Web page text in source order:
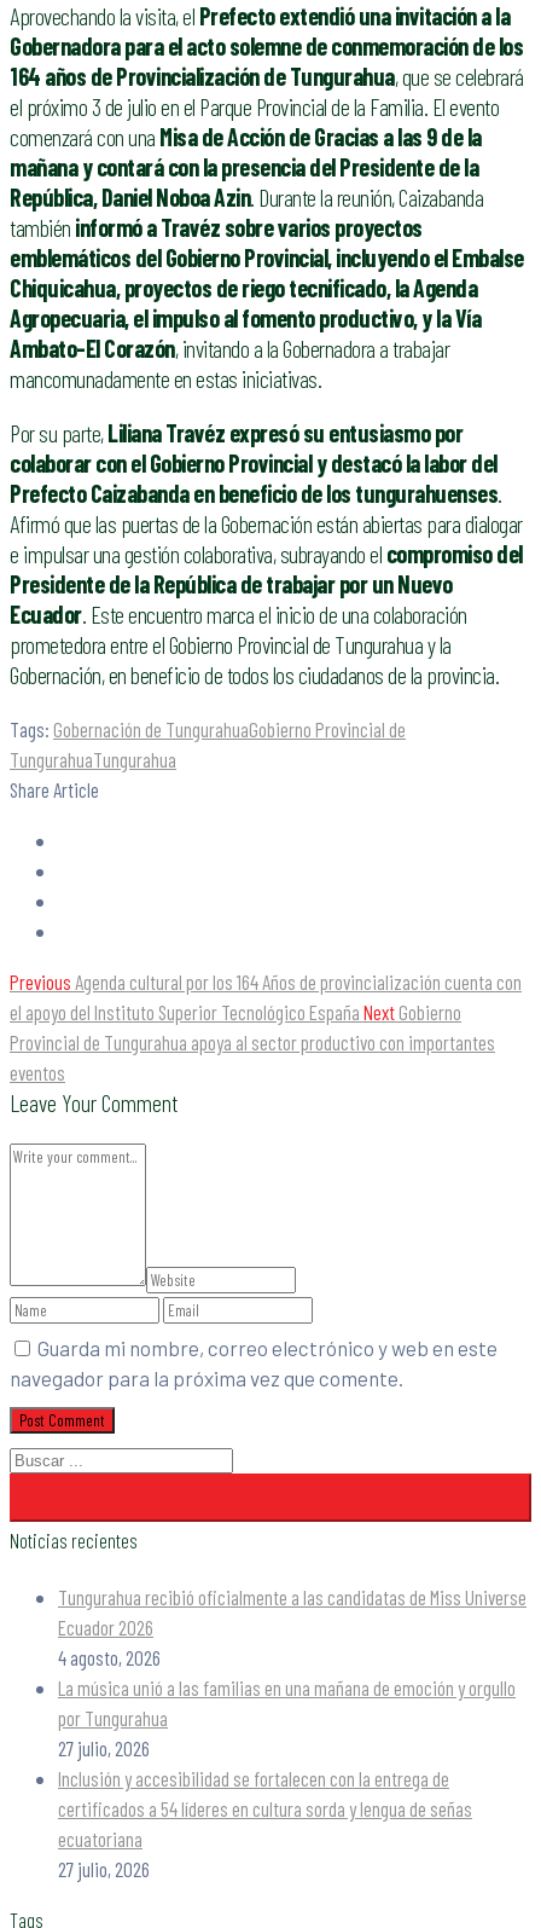
Aprovechando la visita, el Prefecto extendió una invitación a la
Gobernadora para el acto solemne de conmemoración de los
164 años de Provincialización de Tungurahua, que se celebrará
el próximo 3 de julio en el Parque Provincial de la Familia. El evento
comenzará con una Misa de Acción de Gracias a las 9 de la
mañana y contará con la presencia del Presidente de la
República, Daniel Noboa Azin. Durante la reunión, Caizabanda
también informó a Travéz sobre varios proyectos
emblemáticos del Gobierno Provincial, incluyendo el Embalse
Chiquicahua, proyectos de riego tecnificado, la Agenda
Agropecuaria, el impulso al fomento productivo, y la Vía
Ambato-El Corazón, invitando a la Gobernadora a trabajar
mancomunadamente en estas iniciativas.
Por su parte,Liliana Travéz expresó su entusiasmo por
colaborar con el Gobierno Provincial y destacó la labor del
Prefecto Caizabanda en beneficio de los tungurahuenses.
Afirmó que las puertas de la Gobernación están abiertas para dialogar
e impulsar una gestión colaborativa, subrayando el compromiso del
Presidente de la República de trabajar por un Nuevo
Ecuador. Este encuentro marca el inicio de una colaboración
prometedora entre el Gobierno Provincial de Tungurahua y la
Gobernación, en beneficio de todos los ciudadanos de la provincia.
Tags: Gobernación de TungurahuaGobierno Provincial de
TungurahuaTungurahua
Share Article
Previous Agenda cultural por los 164 Años de provincialización cuenta con
el apoyo del Instituto Superior Tecnológico España Next Gobierno
Provincial de Tungurahua apoya al sector productivo con importantes
eventos
Leave Your Comment
Guarda mi nombre, correo electrónico y web en este
navegador para la próxima vez que comente.
Noticias recientes
Tungurahua recibió oficialmente a las candidatas de Miss Universe
Ecuador 2026
4 agosto, 2026
La música unió a las familias en una mañana de emoción y orgullo
por Tungurahua
27 julio, 2026
Inclusión y accesibilidad se fortalecen con la entrega de
certificados a 54 líderes en cultura sorda y lengua de señas
ecuatoriana
27 julio, 2026
Tags